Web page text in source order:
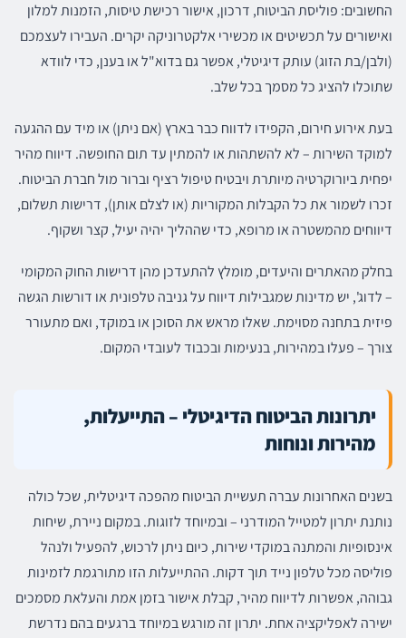
החשובים: פוליסת הביטוח, דרכון, אישור רכישת טיסות, הזמנות למלון
ואישורים על תכשיטים או מכשירי אלקטרוניקה יקרים. העבירו לעצמכם
(ולבן/בת הזוג) עותק דיגיטלי, אפשר גם בדוא"ל או בענן, כדי לוודא
שתוכלו להציג כל מסמך בכל שלב.
בעת אירוע חירום, הקפידו לדווח כבר בארץ (אם ניתן) או מיד עם ההגעה
למוקד השירות – לא להשתהות או להמתין עד תום החופשה. דיווח מהיר
יפחית ביורוקרטיה מיותרת ויבטיח טיפול רציף וברור מול חברת הביטוח.
זכרו לשמור את כל הקבלות המקוריות (או לצלם אותן), דרישות תשלום,
דיווחים מהמשטרה או מרופא, כדי שההליך יהיה יעיל, קצר ושקוף.
בחלק מהאתרים והיעדים, מומלץ להתעדכן מהן דרישות החוק המקומי
– לדוג', יש מדינות שמגבילות דיווח על גניבה טלפונית או דורשות הגשה
פיזית בתחנה מסוימת. שאלו מראש את הסוכן או במוקד, ואם מתעורר
צורך – פעלו במהירות, בנעימות ובכבוד לעובדי המקום.
יתרונות הביטוח הדיגיטלי – התייעלות,
מהירות ונוחות
בשנים האחרונות עברה תעשיית הביטוח מהפכה דיגיטלית, שכל כולה
נותנת יתרון למטייל המודרני – ובמיוחד לזוגות. במקום ניירת, שיחות
אינסופיות והמתנה במוקדי שירות, כיום ניתן לרכוש, להפעיל ולנהל
פוליסה מכל טלפון נייד תוך דקות. ההתייעלות הזו מתורגמת לזמינות
גבוהה, אפשרות לדיווח מהיר, קבלת אישור בזמן אמת והעלאת מסמכים
ישירה לאפליקציה אחת. יתרון זה מורגש במיוחד ברגעים בהם נדרשת